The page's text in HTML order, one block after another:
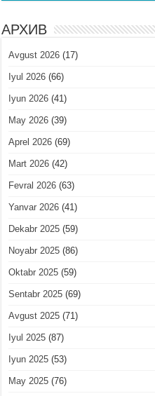
АРХИВ
Avgust 2026 (17)
Iyul 2026 (66)
Iyun 2026 (41)
May 2026 (39)
Aprel 2026 (69)
Mart 2026 (42)
Fevral 2026 (63)
Yanvar 2026 (41)
Dekabr 2025 (59)
Noyabr 2025 (86)
Oktabr 2025 (59)
Sentabr 2025 (69)
Avgust 2025 (71)
Iyul 2025 (87)
Iyun 2025 (53)
May 2025 (76)